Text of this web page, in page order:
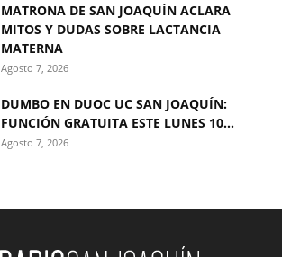
MATRONA DE SAN JOAQUÍN ACLARA
MITOS Y DUDAS SOBRE LACTANCIA
MATERNA
Agosto 7, 2026
DUMBO EN DUOC UC SAN JOAQUÍN:
FUNCIÓN GRATUITA ESTE LUNES 10...
Agosto 7, 2026